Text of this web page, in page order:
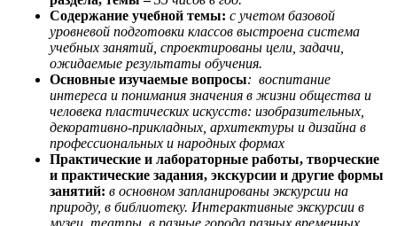
Содержание учебной темы: с учетом базовой
уровневой подготовки классов выстроена система
учебных занятий, спроектированы цели, задачи,
ожидаемые результаты обучения.
Основные изучаемые вопросы: воспитание
интереса и понимания значения в жизни общества и
человека пластических искусств: изобразительных,
декоративно-прикладных, архитектуры и дизайна в
профессиональных и народных формах
Практические и лабораторные работы, творческие
и практические задания, экскурсии и другие формы
занятий: в основном запланированы экскурсии на
природу, в библиотеку. Интерактивные экскурсии в